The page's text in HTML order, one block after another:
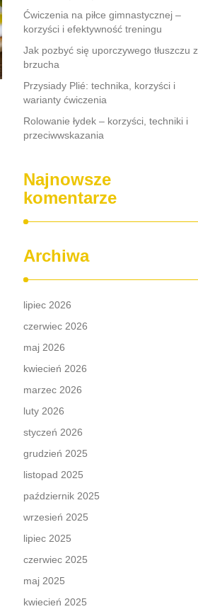
Ćwiczenia na piłce gimnastycznej –
korzyści i efektywność treningu
Jak pozbyć się uporczywego tłuszczu z
brzucha
Przysiady Plié: technika, korzyści i
warianty ćwiczenia
Rolowanie łydek – korzyści, techniki i
przeciwwskazania
Najnowsze
komentarze
Archiwa
lipiec 2026
czerwiec 2026
maj 2026
kwiecień 2026
marzec 2026
luty 2026
styczeń 2026
grudzień 2025
listopad 2025
październik 2025
wrzesień 2025
lipiec 2025
czerwiec 2025
maj 2025
kwiecień 2025